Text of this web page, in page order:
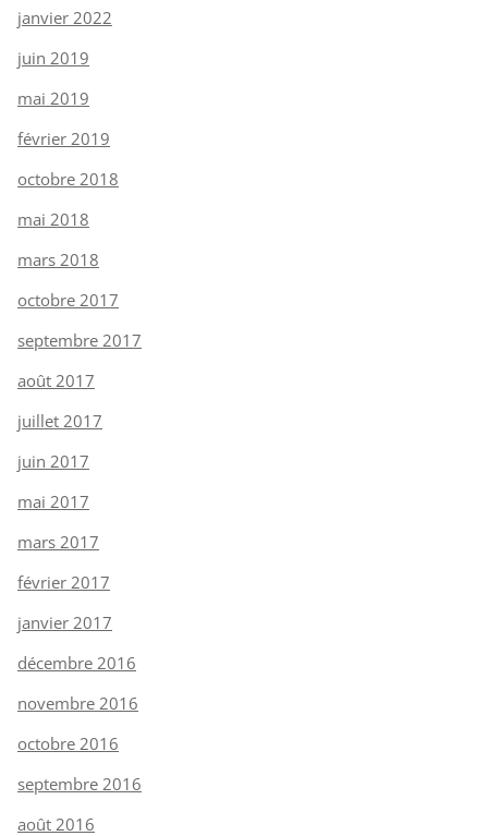
janvier 2022
juin 2019
mai 2019
février 2019
octobre 2018
mai 2018
mars 2018
octobre 2017
septembre 2017
août 2017
juillet 2017
juin 2017
mai 2017
mars 2017
février 2017
janvier 2017
décembre 2016
novembre 2016
octobre 2016
septembre 2016
août 2016